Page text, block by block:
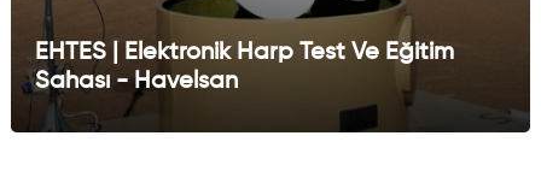
EHTES | Elektronik Harp Test Ve Eğitim
Sahası - Havelsan